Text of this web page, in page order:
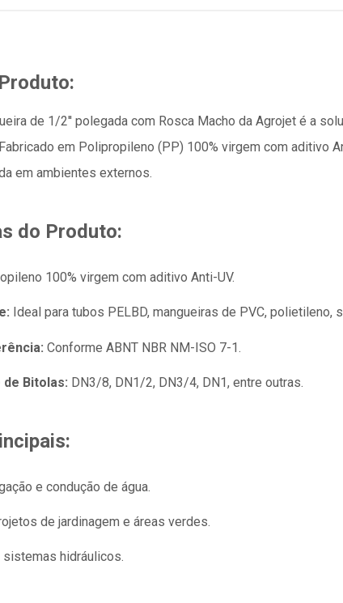
de 1/2'' polegada com Rosca Macho da Agrojet é a
em Polipropileno (PP) 100% virgem com aditivo
em ambientes externos.
do Produto:
100% virgem com aditivo Anti-UV.
Ideal para tubos PELBD, mangueiras de PVC, polietileno,
Conforme ABNT NBR NM-ISO 7-1.
de Bitolas: DN3/8, DN1/2, DN3/4, DN1, entre outras.
e condução de água.
de jardinagem e áreas verdes.
hidráulicos.